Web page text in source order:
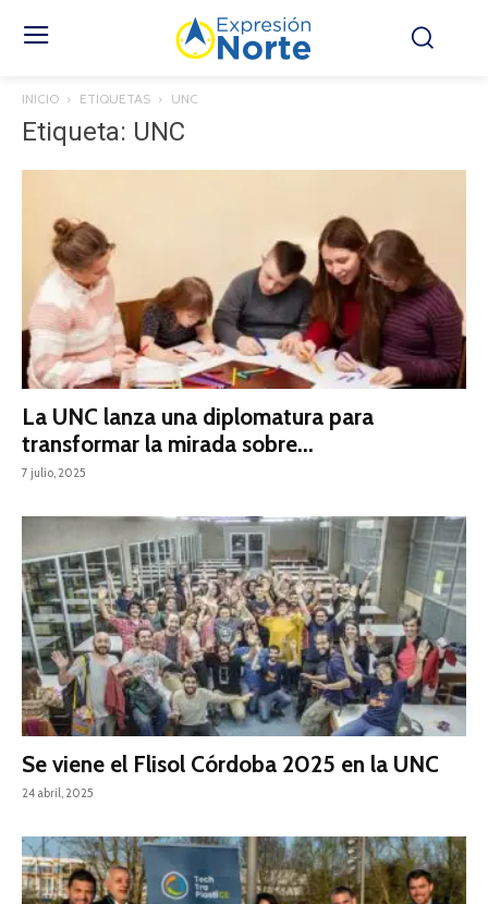
INICIO ETIQUETAS UNC
Etiqueta: UNC
La UNC lanza una diplomatura para
transformar la mirada sobre...
7 julio, 2025
Se viene el Flisol Córdoba 2025 en la UNC
24 abril, 2025